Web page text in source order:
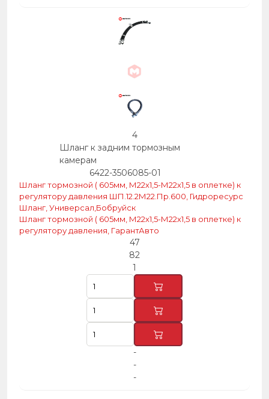
4
Шланг к задним тормозным
камерам
6422-3506085-01
Шланг тормозной ( 605мм, М22х1,5-М22х1,5 в оплетке) к
регулятору давления ШП.12.2М22.Пр.600, Гидроресурс
Шланг, Универсал,Бобруйск
Шланг тормозной ( 605мм, М22х1,5-М22х1,5 в оплетке) к
регулятору давления, ГарантАвто
47
82
1
-
-
-